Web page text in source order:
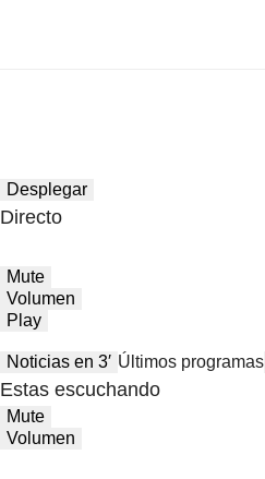
Desplegar
Directo
Mute
Volumen
Play
Noticias en 3′ Últimos programas
Estas escuchando
Mute
Volumen